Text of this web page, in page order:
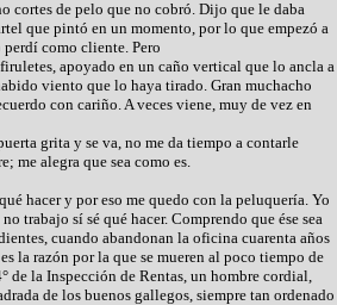
cortes de pelo que no cobró. Dijo que le daba
que pintó en un momento, por lo que empezó a
como cliente. Pero
apoyado en un caño vertical que lo ancla a
viento que lo haya tirado. Gran muchacho
con cariño. A veces viene, muy de vez en
grita y se va, no me da tiempo a contarle
me alegra que sea como es.
hacer y por eso me quedo con la peluquería. Yo
trabajo sí sé qué hacer. Comprendo que ése sea
cuando abandonan la oficina cuarenta años
la razón por la que se mueren al poco tiempo de
de la Inspección de Rentas, un hombre cordial,
de los buenos gallegos, siempre tan ordenado